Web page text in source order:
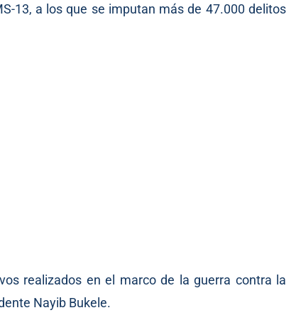
13, a los que se imputan más de 47.000 delitos
realizados en el marco de la guerra contra la
Nayib Bukele.